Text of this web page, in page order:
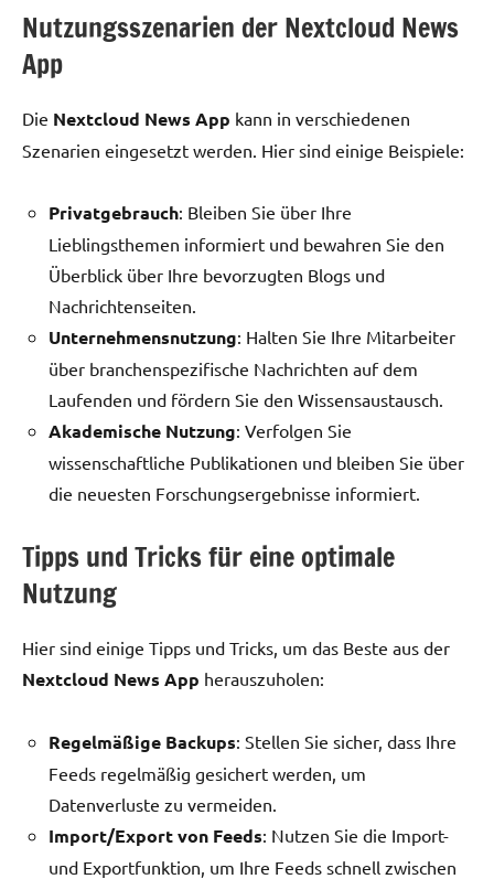
Nutzungsszenarien der Nextcloud News
App
Die Nextcloud News App kann in verschiedenen
Szenarien eingesetzt werden. Hier sind einige Beispiele:
Privatgebrauch: Bleiben Sie über Ihre
Lieblingsthemen informiert und bewahren Sie den
Überblick über Ihre bevorzugten Blogs und
Nachrichtenseiten.
Unternehmensnutzung: Halten Sie Ihre Mitarbeiter
über branchenspezifische Nachrichten auf dem
Laufenden und fördern Sie den Wissensaustausch.
Akademische Nutzung: Verfolgen Sie
wissenschaftliche Publikationen und bleiben Sie über
die neuesten Forschungsergebnisse informiert.
Tipps und Tricks für eine optimale
Nutzung
Hier sind einige Tipps und Tricks, um das Beste aus der
Nextcloud News App herauszuholen:
Regelmäßige Backups: Stellen Sie sicher, dass Ihre
Feeds regelmäßig gesichert werden, um
Datenverluste zu vermeiden.
Import/Export von Feeds: Nutzen Sie die Import-
und Exportfunktion, um Ihre Feeds schnell zwischen